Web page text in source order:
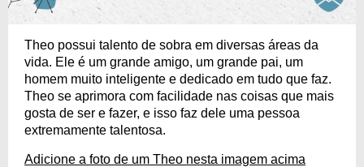
Theo possui talento de sobra em diversas áreas da
vida. Ele é um grande amigo, um grande pai, um
homem muito inteligente e dedicado em tudo que faz.
Theo se aprimora com facilidade nas coisas que mais
gosta de ser e fazer, e isso faz dele uma pessoa
extremamente talentosa.
Adicione a foto de um Theo nesta imagem acima